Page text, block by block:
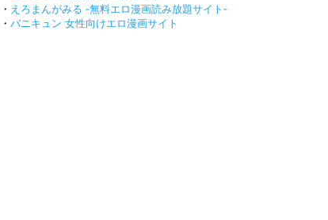
・ えろまんがみる ‐無料エロ漫画読み放題サイト‐
・ バニキュン 女性向けエロ漫画サイト